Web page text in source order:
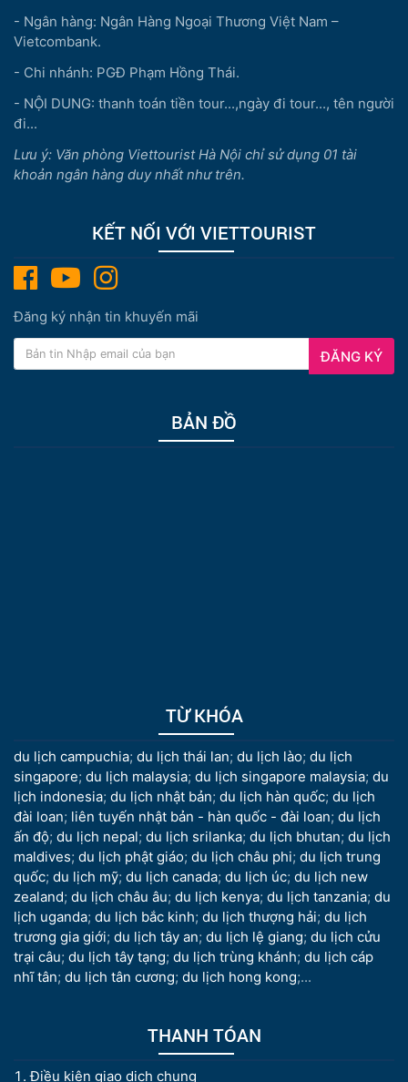
- Ngân hàng: Ngân Hàng Ngoại Thương Việt Nam –
Vietcombank.
- Chi nhánh: PGĐ Phạm Hồng Thái.
- NỘI DUNG: thanh toán tiền tour...,ngày đi tour..., tên người
đi...
Lưu ý: Văn phòng Viettourist Hà Nội chỉ sử dụng 01 tài
khoản ngân hàng duy nhất như trên.
KẾT NỐI VỚI VIETTOURIST
Đăng ký nhận tin khuyến mãi
ĐĂNG KÝ
BẢN ĐỒ
TỪ KHÓA
du lịch campuchia; du lịch thái lan; du lịch lào; du lịch
singapore; du lịch malaysia; du lịch singapore malaysia; du
lịch indonesia; du lịch nhật bản; du lịch hàn quốc; du lịch
đài loan; liên tuyến nhật bản - hàn quốc - đài loan; du lịch
ấn độ; du lịch nepal; du lịch srilanka; du lịch bhutan; du lịch
maldives; du lịch phật giáo; du lịch châu phi; du lịch trung
quốc; du lịch mỹ; du lịch canada; du lịch úc; du lịch new
zealand; du lịch châu âu; du lịch kenya; du lịch tanzania; du
lịch uganda; du lịch bắc kinh; du lịch thượng hải; du lịch
trương gia giới; du lịch tây an; du lịch lệ giang; du lịch cửu
trại câu; du lịch tây tạng; du lịch trùng khánh; du lịch cáp
nhĩ tân; du lịch tân cương; du lịch hong kong;...
THANH TÓAN
Điều kiện giao dịch chung